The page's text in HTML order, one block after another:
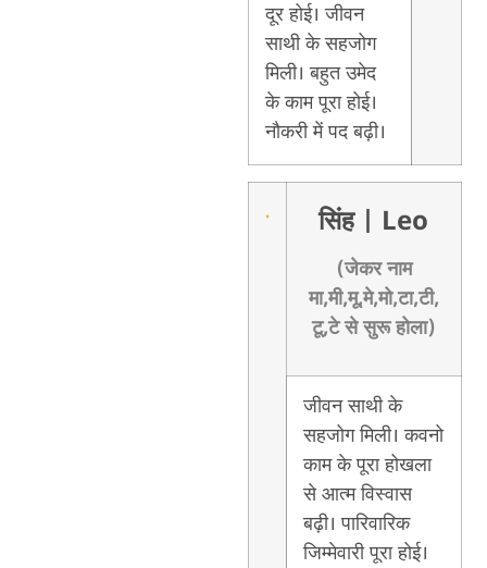
दूर होई। जीवन
साथी के सहजोग
मिली। बहुत उमेद
के काम पूरा होई।
नौकरी में पद बढ़ी।
सिंह | Leo
(जेकर नाम
मा,मी,मू,मे,मो,टा,टी,
टू,टे से सुरू होला)
जीवन साथी के
सहजोग मिली। कवनो
काम के पूरा होखला
से आत्म विस्वास
बढ़ी। पारिवारिक
जिम्मेवारी पूरा होई।